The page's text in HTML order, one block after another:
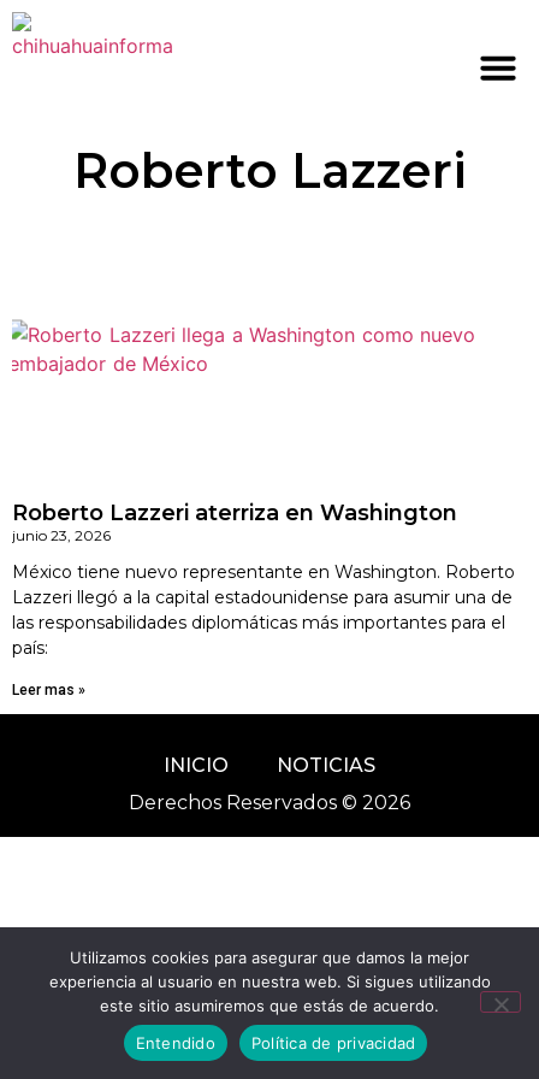
Roberto Lazzeri
Roberto Lazzeri aterriza en Washington
junio 23, 2026
México tiene nuevo representante en Washington. Roberto
Lazzeri llegó a la capital estadounidense para asumir una de
las responsabilidades diplomáticas más importantes para el
país:
Leer mas »
INICIO
NOTICIAS
Derechos Reservados © 2026
Utilizamos cookies para asegurar que damos la mejor
experiencia al usuario en nuestra web. Si sigues utilizando
este sitio asumiremos que estás de acuerdo.
Entendido
Política de privacidad